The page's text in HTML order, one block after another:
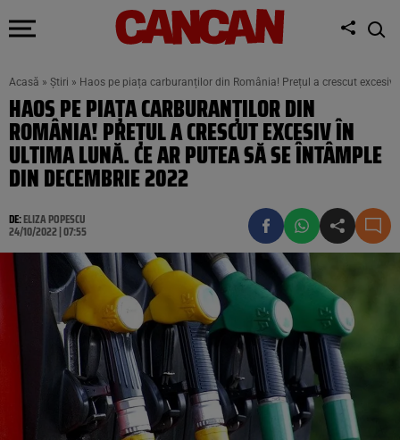
Acasă » Știri » Haos pe piața carburanților din România! Prețul a crescut
HAOS PE PIAȚA CARBURANȚILOR DIN
ROMÂNIA! PREȚUL A CRESCUT EXCESIV ÎN
ULTIMA LUNĂ. CE AR PUTEA SĂ SE ÎNTÂMPLE
DIN DECEMBRIE 2022
DE:ELIZA POPESCU
24/10/2022 | 07:55